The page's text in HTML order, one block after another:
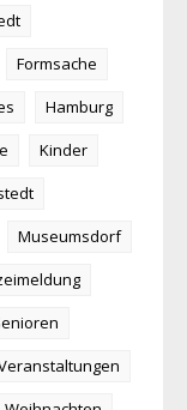
Formsache
Hamburg
Kinder
Museumsdorf